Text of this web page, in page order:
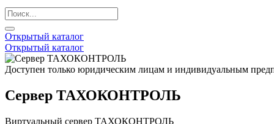
Открытый каталог
Открытый каталог
Доступен только юридическим лицам и индивидуальным
Сервер ТАХОКОНТРОЛЬ
Виртуальный сервер ТАХОКОНТРОЛЬ